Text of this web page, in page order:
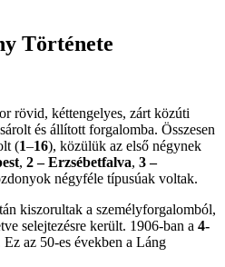
Története
rövid, kéttengelyes, zárt közúti
és állított forgalomba. Összesen
(1–16), közülük az első négynek
, 2 – Erzsébetfalva, 3 –
négyféle típusúak voltak.
kiszorultak a személyforgalomból,
selejtezésre került. 1906-ban a 4-
az 50-es években a Láng